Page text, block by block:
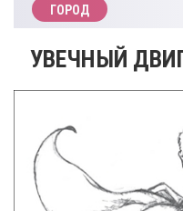
ГОРОД
УВЕЧНЫЙ